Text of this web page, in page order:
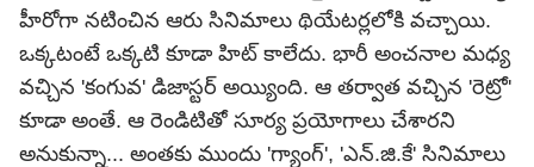
హీరోగా నటించిన ఆరు సినిమాలు థియేటర్లలోకి వచ్చాయి.
ఒక్కటంటే ఒక్కటి కూడా హిట్ కాలేదు. భారీ అంచనాల మధ్య
వచ్చిన 'కంగువ' డిజాస్టర్ అయ్యింది. ఆ తర్వాత వచ్చిన 'రెట్రో'
కూడా అంతే. ఆ రెండిటితో సూర్య ప్రయోగాలు చేశారని
అనుకున్నా... అంతకు ముందు 'గ్యాంగ్', 'ఎన్.జి.కే' సినిమాలు